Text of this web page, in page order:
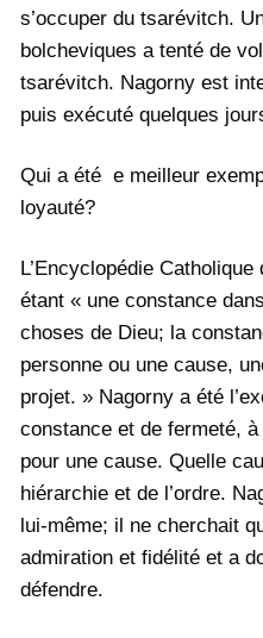
s’occuper du tsarévitch.
bolcheviques a tenté de
tsarévitch. Nagorny est
puis exécuté quelques
Qui a été e meilleur
loyauté?
L’Encyclopédie
étant « une constance
choses de Dieu; la
personne ou une cause,
projet. » Nagorny a été
constance et de fermeté,
pour une cause. Quelle
hiérarchie et de l’ordre.
lui-même; il ne cherchait
admiration et fidélité et a
défendre.